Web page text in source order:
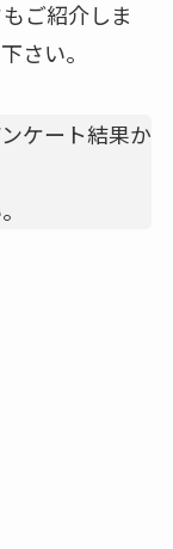
ご紹介しま
さい。
ケート結果か